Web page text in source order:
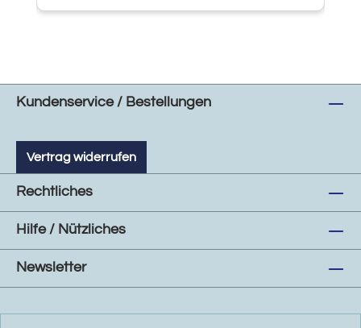
Kundenservice / Bestellungen
Vertrag widerrufen
Rechtliches
Hilfe / Nützliches
Newsletter